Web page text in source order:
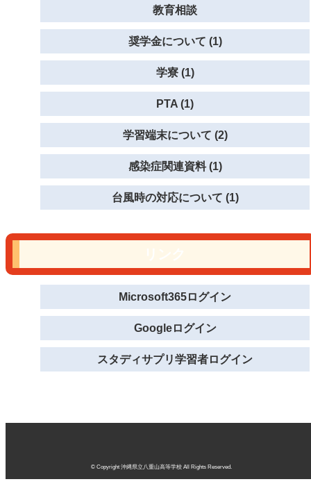
教育相談
奨学金について (1)
学寮 (1)
PTA (1)
学習端末について (2)
感染症関連資料 (1)
台風時の対応について (1)
Microsoft365ログイン
Googleログイン
スタディサプリ学習者ログイン
© Copyright 沖縄県立八重山高等学校 All Rights Reserved.